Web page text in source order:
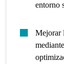
entorno
Mejorar